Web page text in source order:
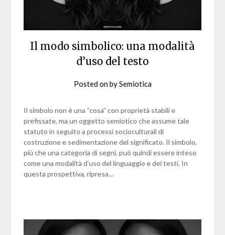
Il modo simbolico: una modalità
d’uso del testo
Posted onbySemiotica
Il simbolo non è una “cosa” con proprietà stabili e
prefissate, ma un oggetto semiotico che assume tale
statuto in seguito a processi socioculturali di
costruzione e sedimentazione del significato. Il simbolo,
più che una categoria di segni, può quindi essere inteso
come una modalità d’uso del linguaggio e dei testi. In
questa prospettiva, ripresa…